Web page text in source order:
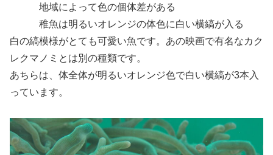
地域によって色の個体差がある
稚魚は明るいオレンジの体色に白い横縞が入る
白の縞模様がとても可愛い魚です。あの映画で有名なカク
レクマノミとは別の種類です。
あちらは、体全体が明るいオレンジ色で白い横縞が3本入
っています。